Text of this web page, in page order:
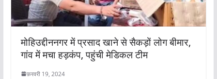
मोहिउद्दीननगर में प्रसाद खाने से सैकड़ों लोग बीमार,
गांव में मचा हड़कंप, पहुंची मेडिकल टीम
फ़रवरी 19, 2024